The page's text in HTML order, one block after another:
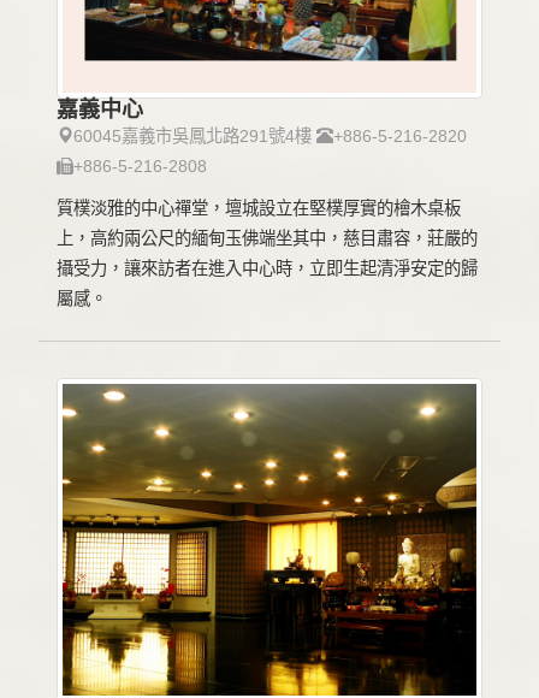
嘉義中心
60045嘉義市吳鳳北路291號4樓
+886-5-216-2820
+886-5-216-2808
質樸淡雅的中心禪堂，壇城設立在堅樸厚實的檜木桌板
上，高約兩公尺的緬甸玉佛端坐其中，慈目肅容，莊嚴的
攝受力，讓來訪者在進入中心時，立即生起清淨安定的歸
屬感。